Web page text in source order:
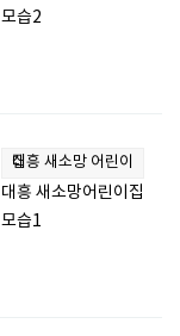
모습2
대흥 새소망 어린이집
대흥 새소망어린이집
모습1